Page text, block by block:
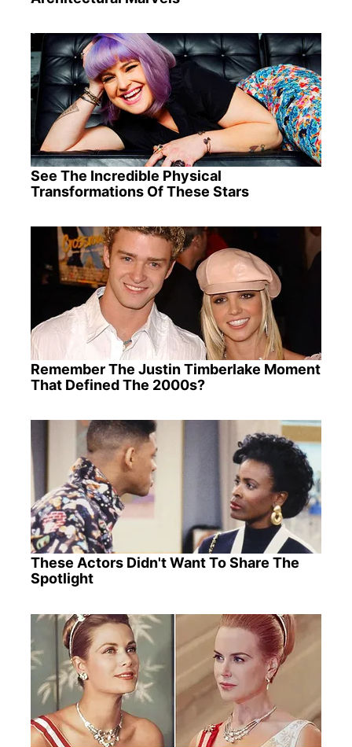
See The Incredible Physical
Transformations Of These Stars
Remember The Justin Timberlake Moment
That Defined The 2000s?
These Actors Didn't Want To Share The
Spotlight